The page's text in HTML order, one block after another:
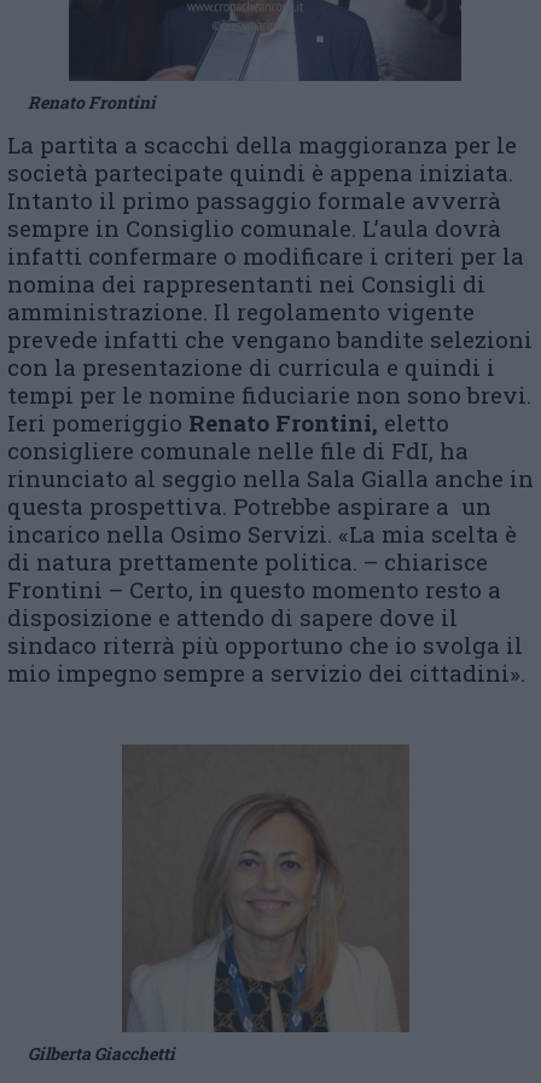
Renato Frontini
La partita a scacchi della maggioranza per le
società partecipate quindi è appena iniziata.
Intanto il primo passaggio formale avverrà
sempre in Consiglio comunale. L’aula dovrà
infatti confermare o modificare i criteri per la
nomina dei rappresentanti nei Consigli di
amministrazione. Il regolamento vigente
prevede infatti che vengano bandite selezioni
con la presentazione di curricula e quindi i
tempi per le nomine fiduciarie non sono brevi.
Ieri pomeriggio Renato Frontini, eletto
consigliere comunale nelle file di FdI, ha
rinunciato al seggio nella Sala Gialla anche in
questa prospettiva. Potrebbe aspirare a un
incarico nella Osimo Servizi. «La mia scelta è
di natura prettamente politica. – chiarisce
Frontini – Certo, in questo momento resto a
disposizione e attendo di sapere dove il
sindaco riterrà più opportuno che io svolga il
mio impegno sempre a servizio dei cittadini».
Gilberta Giacchetti